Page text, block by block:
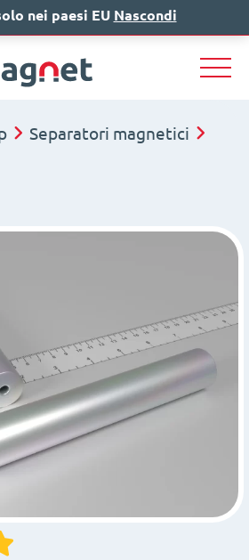
IT EN DE
Separatori magnetici
nei paesi EU Nascondi